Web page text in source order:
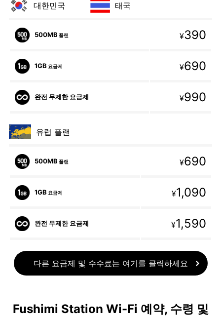
대한민국
태국
500MB 플랜 ¥390
1GB 요금제 ¥690
완전 무제한 요금제 ¥990
유럽 플랜
500MB 플랜 ¥690
1GB 요금제 ¥1,090
완전 무제한 요금제 ¥1,590
다른 요금제 및 수수료는 여기를 클릭하세요
Fushimi Station Wi-Fi 예약, 수령 및